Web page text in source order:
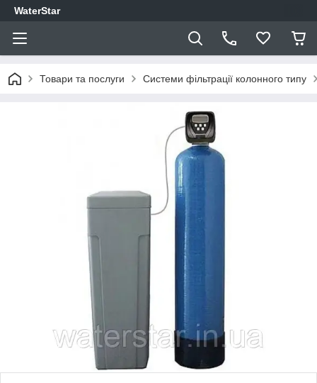
WaterStar
Товари та послуги Системи фільтрації колонного типу